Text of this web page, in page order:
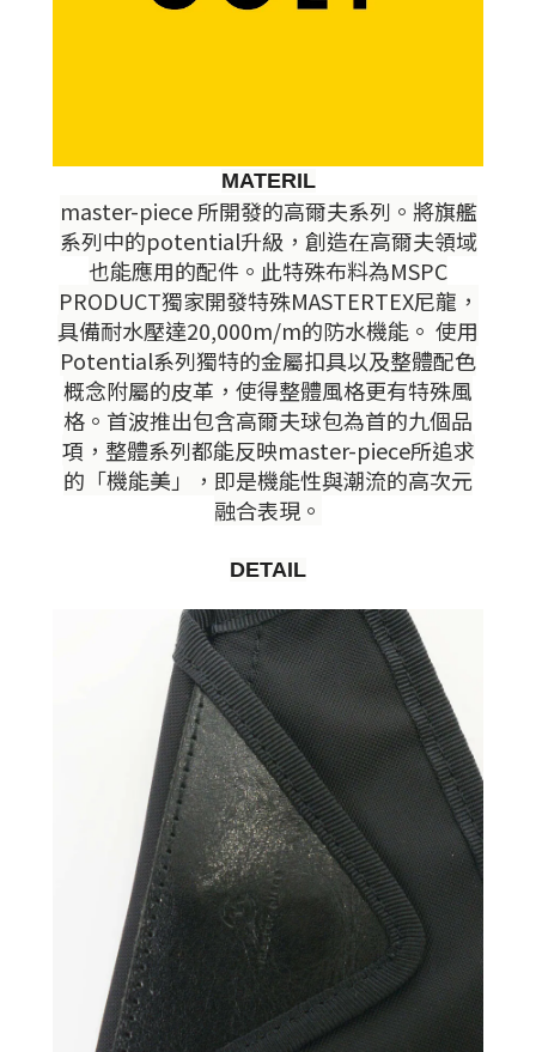
MATERIL
master-piece 所開發的高爾夫系列。將旗艦
系列中的potential升級，創造在高爾夫領域
也能應用的配件。此特殊布料為MSPC
PRODUCT獨家開發特殊MASTERTEX尼龍，
具備耐水壓達20,000m/m的防水機能。 使用
Potential系列獨特的金屬扣具以及整體配色
概念附屬的皮革，使得整體風格更有特殊風
格。首波推出包含高爾夫球包為首的九個品
項，整體系列都能反映master-piece所追求
的「機能美」，即是機能性與潮流的高次元
融合表現。
DETAIL